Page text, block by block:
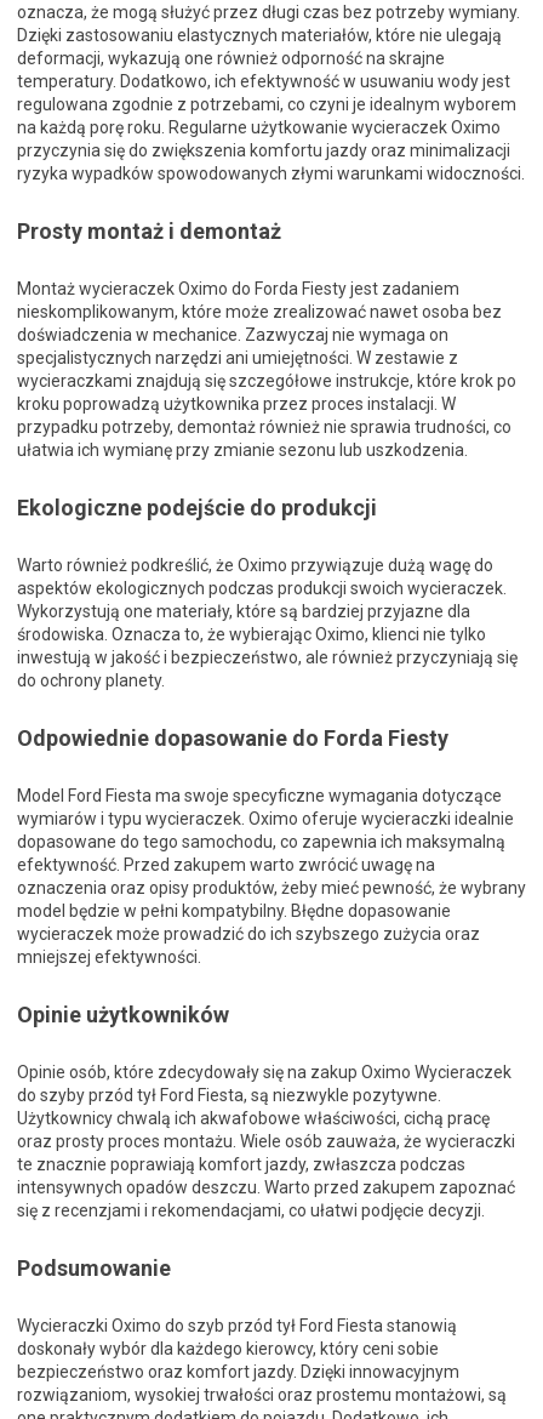
oznacza, że mogą służyć przez długi czas bez potrzeby wymiany.
Dzięki zastosowaniu elastycznych materiałów, które nie ulegają
deformacji, wykazują one również odporno­ść na skrajne
temperatury. Dodatkowo, ich efektywność w usuwaniu wody jest
regulowana zgodnie z potrzebami, co czyni je idealnym wyborem
na każdą porę roku. Regularne użytkowanie wycieraczek Oximo
przyczynia się do zwiększenia komfortu jazdy oraz minimalizacji
ryzyka wypadków spowodowanych złymi warunkami widoczności.
Prosty montaż i demontaż
Montaż wycieraczek Oximo do Forda Fiesty jest zadaniem
nieskomplikowanym, które może zrealizować nawet osoba bez
doświadczenia w mechanice. Zazwyczaj nie wymaga on
specjalistycznych narzędzi ani umiejętności. W zestawie z
wycieraczkami znajdują się szczegółowe instrukcje, które krok po
kroku poprowadzą użytkownika przez proces instalacji. W
przypadku potrzeby, demontaż również nie sprawia trudności, co
ułatwia ich wymianę przy zmianie sezonu lub uszkodzenia.
Ekologiczne podejście do produkcji
Warto również podkreślić, że Oximo przywiązuje dużą wagę do
aspektów ekologicznych podczas produkcji swoich wycieraczek.
Wykorzystują one materiały, które są bardziej przyjazne dla
środowiska. Oznacza to, że wybierając Oximo, klienci nie tylko
inwestują w jakość i bezpieczeństwo, ale również przyczyniają się
do ochrony planety.
Odpowiednie dopasowanie do Forda Fiesty
Model Ford Fiesta ma swoje specyficzne wymagania dotyczące
wymiarów i typu wycieraczek. Oximo oferuje wycieraczki idealnie
dopasowane do tego samochodu, co zapewnia ich maksymalną
efektywność. Przed zakupem warto zwrócić uwagę na
oznaczenia oraz opisy produktów, żeby mieć pewność, że wybrany
model będzie w pełni kompatybilny. Błędne dopasowanie
wycieraczek może prowadzić do ich szybszego zużycia oraz
mniejszej efektywności.
Opinie użytkowników
Opinie osób, które zdecydowały się na zakup Oximo Wycieraczek
do szyby przód tył Ford Fiesta, są niezwykle pozytywne.
Użytkownicy chwalą ich akwafobowe właściwości, cichą pracę
oraz prosty proces montażu. Wiele osób zauważa, że wycieraczki
te znacznie poprawiają komfort jazdy, zwłaszcza podczas
intensywnych opadów deszczu. Warto przed zakupem zapoznać
się z recenzjami i rekomendacjami, co ułatwi podjęcie decyzji.
Podsumowanie
Wycieraczki Oximo do szyb przód tył Ford Fiesta stanowią
doskonały wybór dla każdego kierowcy, który ceni sobie
bezpieczeństwo oraz komfort jazdy. Dzięki innowacyjnym
rozwiązaniom, wysokiej trwałości oraz prostemu montażowi, są